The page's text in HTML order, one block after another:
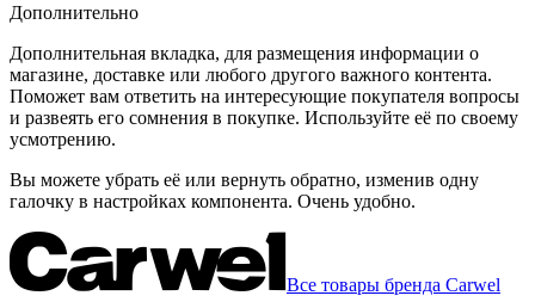
Дополнительно
Дополнительная вкладка, для размещения информации о
магазине, доставке или любого другого важного контента.
Поможет вам ответить на интересующие покупателя вопросы
и развеять его сомнения в покупке. Используйте её по своему
усмотрению.
Вы можете убрать её или вернуть обратно, изменив одну
галочку в настройках компонента. Очень удобно.
Все товары бренда Carwel